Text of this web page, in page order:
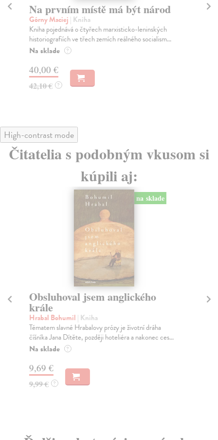
Na prvním místě má být národ
Górny Maciej | Kniha
Kniha pojednává o čtyřech marxisticko-leninských
historiografiích ve třech zemích reálného socialism...
Na sklade ?
40,00 €
42,10 € ?
High-contrast mode
Čitatelia s podobným vkusom si
kúpili aj:
na sklade
Obsluhoval jsem anglického
krále
Hrabal Bohumil | Kniha
Tématem slavné Hrabalovy prózy je životní dráha
číšníka Jana Dítěte, později hoteliéra a nakonec ces...
Na sklade ?
9,69 €
9,99 € ?